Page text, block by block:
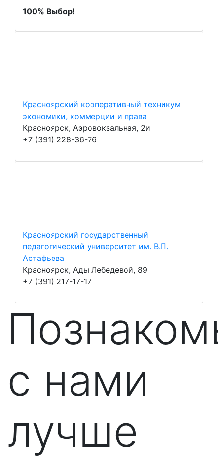
100% Выбор!
Красноярский кооперативный техникум
экономики, коммерции и права
Красноярск, Аэровокзальная, 2и
+7 (391) 228-36-76
Красноярский государственный
педагогический университет им. В.П.
Астафьева
Красноярск, Ады Лебедевой, 89
+7 (391) 217-17-17
с нами
лучше